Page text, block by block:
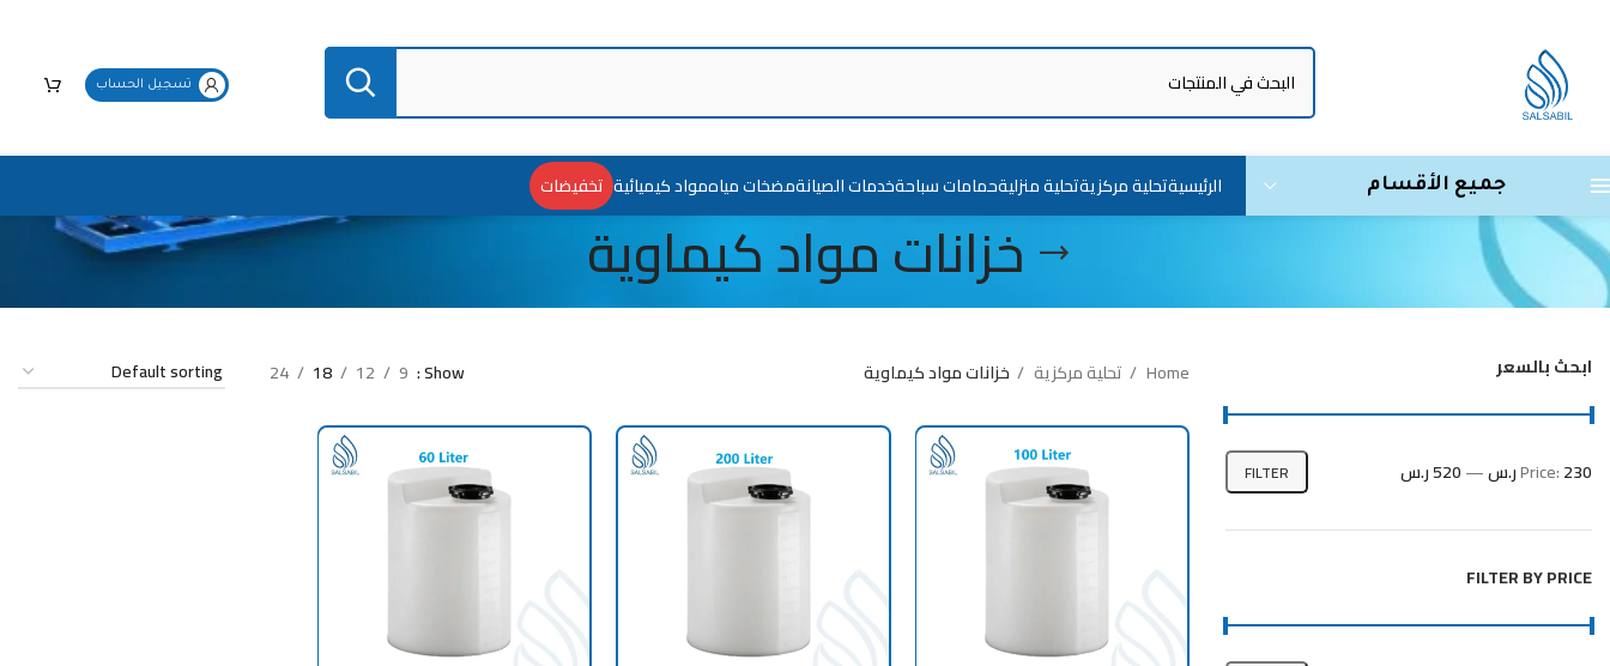
تسجيل الحساب
جميع الأقسام الرئيسيةتحلية مركزيةتحلية منزليةحمامات سباحةخدمات الصيانةمضخات مياهمواد كيميائية تخفيضات
خزانات مواد كيماوية
ابحث بالسعر
FILTER Price:230 ر.س —520 ر.س
FILTER BY PRICE
Home تحلية مركزية خزانات مواد كيماوية Show
9
12
18
24